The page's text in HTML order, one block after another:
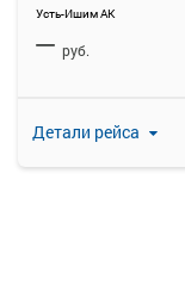
Усть-Ишим АК
Детали рейса
— руб.